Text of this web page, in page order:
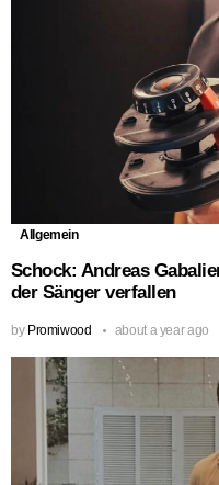
Allgemein
Schock: Andreas
der Sänger verfallen
by Promiwood about a year ago